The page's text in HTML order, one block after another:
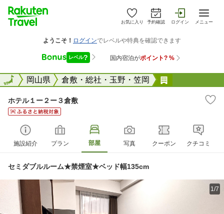
お気に入り 予約確認 ログイン メニュー
全国岡山県 倉敷・総社・玉野・笠岡
全国
ホテル１ー２ー３倉敷
施設紹介 プラン 部屋 写真 クーポン クチコミ
セミダブルルーム★禁煙室★ベッド幅135cm
1/7